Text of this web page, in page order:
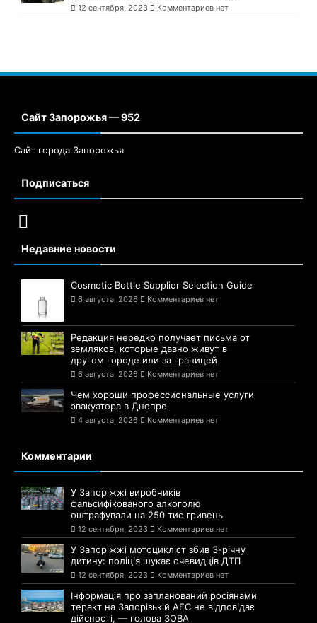
12 сентября, 2023 Комментариев нет
Сайт Запорожья — 952
Сайт города Запорожья
Подписаться
Недавние новости
Cosmetic Bottle Supplier Selection Guide
6 августа, 2026 Комментариев нет
Редакция нередко получает письма от
земляков, которые давно живут в
другом городе или за границей
6 августа, 2026 Комментариев нет
Чем хороши профессиональные услуги
эвакуатора в Днепре
4 августа, 2026 Комментариев нет
Комментарии
У Запоріжжі виробників
фальсифікованого алкоголю
оштрафували на 250 тис гривень
12 сентября, 2023 Комментариев нет
У Запоріжжі мотоцикліст збив 3-річну
дитину: поліція шукає очевидців ДТП
12 сентября, 2023 Комментариев нет
Інформація про запланований росіянами
теракт на Запорізькій АЕС не відповідає
дійсності, — голова ЗОВА